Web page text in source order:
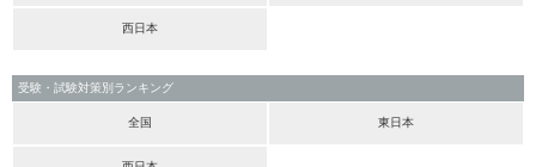
西日本
受験・試験対策別ランキング
全国 東日本